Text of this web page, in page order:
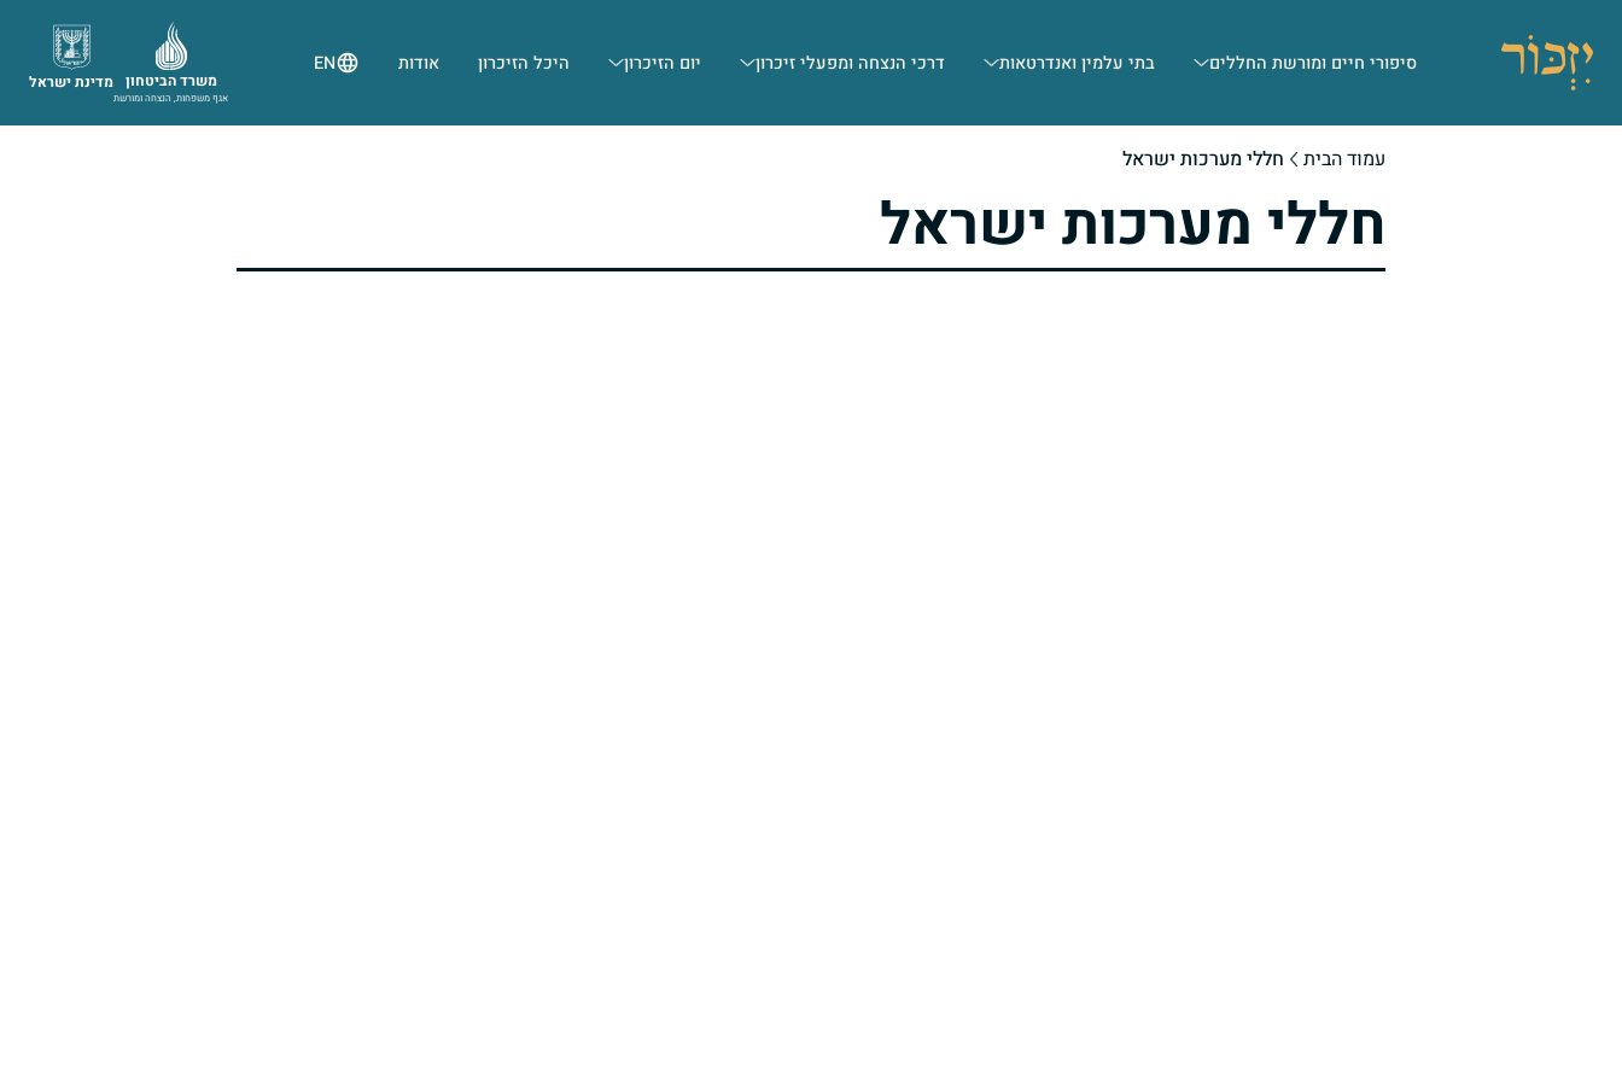
סיפורי חיים ומורשת החללים בתי עלמין ואנדרטאות דרכי הנצחה ומפעלי זיכרון יום הזיכרון היכל הזיכרון אודות EN
מדינת ישראל משרד הביטחון
אגף משפחות, הנצחה ומורשת
עמוד הבית חללי מערכות ישראל
חללי מערכות ישראל